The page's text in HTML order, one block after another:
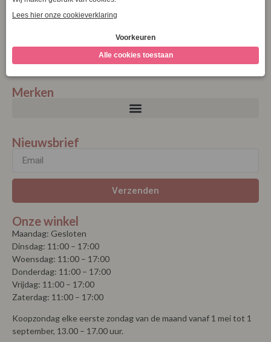
Garantie en klachten
Blog
Merken
Nieuwsbrief
Verzenden
Onze winkel
Maandag: Gesloten
Dinsdag: 11:00 – 17:00
Woensdag: 11:00 – 17:00
Donderdag: 11:00 – 17:00
Vrijdag: 11:00 – 17:00
Zaterdag: 11:00 – 17:00
Koopzondag elke eerste zondag van de maand vanaf 1 mei tot 1
september, 13.00 – 17.00 uur.